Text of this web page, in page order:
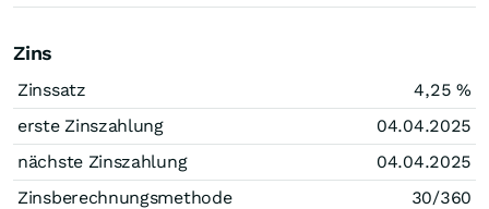
Zins
Zinssatz 4,25 %
erste Zinszahlung
04.04.2025
nächste Zinszahlung
04.04.2025
Zinsberechnungsmethode
30/360